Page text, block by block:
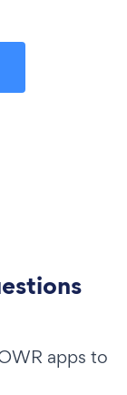
apps to